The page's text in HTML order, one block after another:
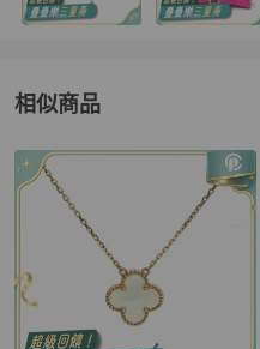
相似商品
更多相似Van Cleef & Arpels女